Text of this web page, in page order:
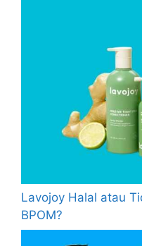
Lavojoy Halal atau
BPOM?